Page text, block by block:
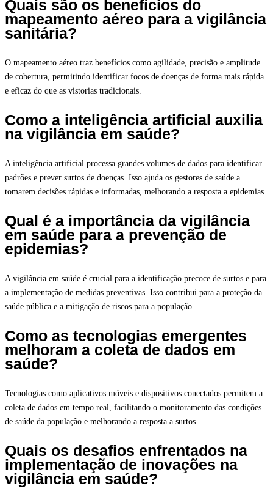
Quais são os benefícios do
mapeamento aéreo para a vigilância
sanitária?
O mapeamento aéreo traz benefícios como agilidade, precisão e amplitude
de cobertura, permitindo identificar focos de doenças de forma mais rápida
e eficaz do que as vistorias tradicionais.
Como a inteligência artificial auxilia
na vigilância em saúde?
A inteligência artificial processa grandes volumes de dados para identificar
padrões e prever surtos de doenças. Isso ajuda os gestores de saúde a
tomarem decisões rápidas e informadas, melhorando a resposta a epidemias.
Qual é a importância da vigilância
em saúde para a prevenção de
epidemias?
A vigilância em saúde é crucial para a identificação precoce de surtos e para
a implementação de medidas preventivas. Isso contribui para a proteção da
saúde pública e a mitigação de riscos para a população.
Como as tecnologias emergentes
melhoram a coleta de dados em
saúde?
Tecnologias como aplicativos móveis e dispositivos conectados permitem a
coleta de dados em tempo real, facilitando o monitoramento das condições
de saúde da população e melhorando a resposta a surtos.
Quais os desafios enfrentados na
implementação de inovações na
vigilância em saúde?